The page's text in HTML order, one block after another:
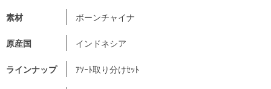
素材 ボーンチャイナ
原産国 インドネシア
ラインナップ ｱｿｰﾄ取り分けｾｯﾄ